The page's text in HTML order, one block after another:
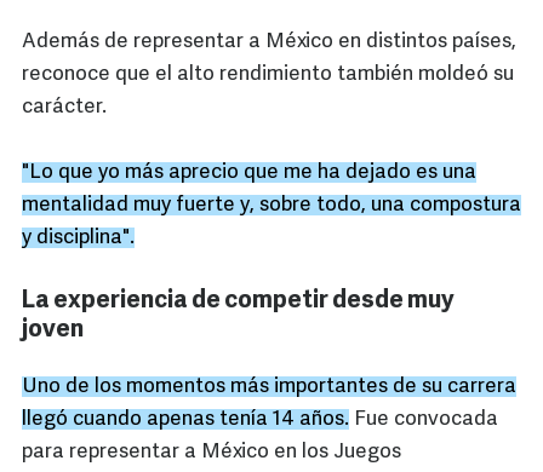
Además de representar a México en distintos países,
reconoce que el alto rendimiento también moldeó su
carácter.
"Lo que yo más aprecio que me ha dejado es una
mentalidad muy fuerte y, sobre todo, una compostura
y disciplina".
La experiencia de competir desde muy
joven
Uno de los momentos más importantes de su carrera
llegó cuando apenas tenía 14 años. Fue convocada
para representar a México en los Juegos